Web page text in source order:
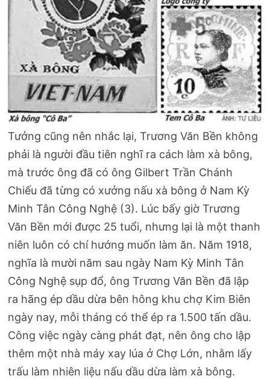
Tưởng cũng nên nhắc lại, Trương Văn Bền không
phải là người đầu tiên nghĩ ra cách làm xà bông,
mà trước ông đã có ông Gilbert Trần Chánh
Chiếu đã từng có xưởng nấu xà bông ở Nam Kỳ
Minh Tân Công Nghệ (3). Lúc bấy giờ Trương
Văn Bền mới được 25 tuổi, nhưng lại là một thanh
niên luôn có chí hướng muốn làm ăn. Năm 1918,
nghĩa là mười năm sau ngày Nam Kỳ Minh Tân
Công Nghệ sụp đổ, ông Trương Văn Bền đã lập
ra hãng ép dầu dừa bên hông khu chợ Kim Biên
ngày nay, mỗi tháng có thể ép ra 1.500 tấn dầu.
Công việc ngày càng phát đạt, nên ông cho lập
thêm một nhà máy xay lúa ở Chợ Lớn, nhằm lấy
trấu làm nhiên liệu nấu dầu dừa làm xà bông.